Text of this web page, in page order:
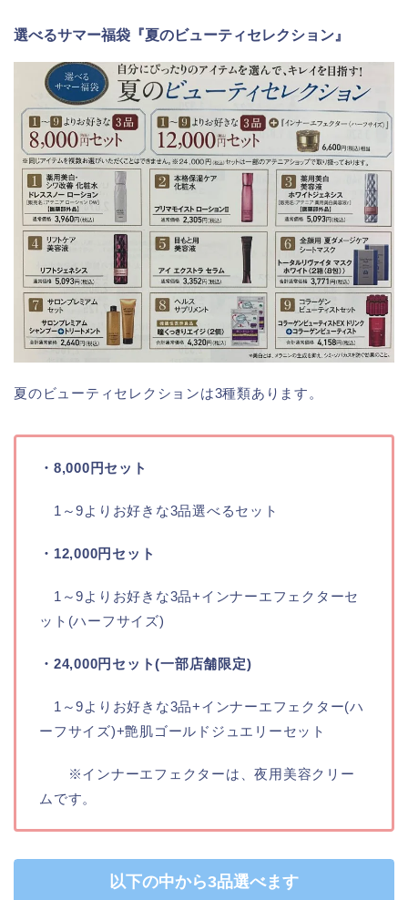
選べるサマー福袋『夏のビューティセレクション』
夏のビューティセレクションは3種類あります。
・8,000円セット
1～9よりお好きな3品選べるセット
・12,000円セット
1～9よりお好きな3品+インナーエフェクターセ
ット(ハーフサイズ)
・24,000円セット(一部店舗限定)
1～9よりお好きな3品+インナーエフェクター(ハ
ーフサイズ)+艶肌ゴールドジュエリーセット
※インナーエフェクターは、夜用美容クリー
ムです。
以下の中から3品選べます